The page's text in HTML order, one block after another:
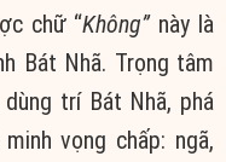
chữ “Không”này là
Bát Nhã. Trọng tâm
trí Bát Nhã, phá
vọng chấp: ngã,